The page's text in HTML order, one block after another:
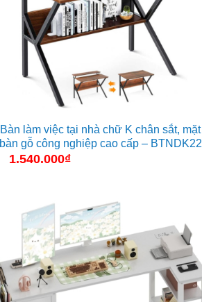
Bàn làm việc tại nhà chữ K chân sắt, mặt
bàn gỗ công nghiệp cao cấp – BTNDK22
1.540.000₫